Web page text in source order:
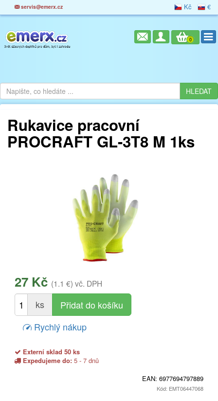
servis@emerx.cz Kč €
0
Rukavice pracovní
PROCRAFT GL-3T8 M 1ks
27 Kč (1.1 €) vč. DPH
ks
Rychlý nákup
Externí sklad 50 ks
Expedujeme do: 5 - 7 dnů
EAN: 6977694797889
Kód: EMT06447068